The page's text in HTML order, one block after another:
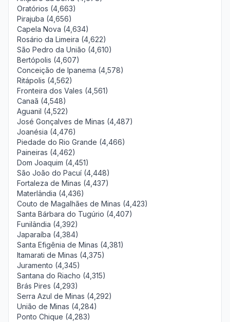
Oratórios (4,663)
Pirajuba (4,656)
Capela Nova (4,634)
Rosário da Limeira (4,622)
São Pedro da União (4,610)
Bertópolis (4,607)
Conceição de Ipanema (4,578)
Ritápolis (4,562)
Fronteira dos Vales (4,561)
Canaã (4,548)
Aguanil (4,522)
José Gonçalves de Minas (4,487)
Joanésia (4,476)
Piedade do Rio Grande (4,466)
Paineiras (4,462)
Dom Joaquim (4,451)
São João do Pacuí (4,448)
Fortaleza de Minas (4,437)
Materlândia (4,436)
Couto de Magalhães de Minas (4,423)
Santa Bárbara do Tugúrio (4,407)
Funilândia (4,392)
Japaraíba (4,384)
Santa Efigênia de Minas (4,381)
Itamarati de Minas (4,375)
Juramento (4,345)
Santana do Riacho (4,315)
Brás Pires (4,293)
Serra Azul de Minas (4,292)
União de Minas (4,284)
Ponto Chique (4,283)